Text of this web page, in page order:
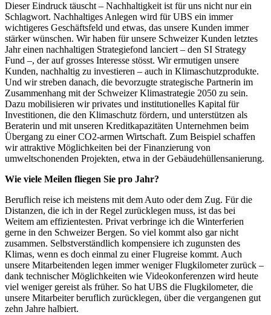
Dieser Eindruck täuscht – Nachhaltigkeit ist für uns nicht nur ein
Schlagwort. Nachhaltiges Anlegen wird für UBS ein immer
wichtigeres Geschäftsfeld und etwas, das unsere Kunden immer
stärker wünschen. Wir haben für unsere Schweizer Kunden letztes
Jahr einen nachhaltigen Strategiefond lanciert – den SI Strategy
Fund –, der auf grosses Interesse stösst. Wir ermutigen unsere
Kunden, nachhaltig zu investieren – auch in Klimaschutzprodukte.
Und wir streben danach, die bevorzugte strategische Partnerin im
Zusammenhang mit der Schweizer Klimastrategie 2050 zu sein.
Dazu mobilisieren wir privates und institutionelles Kapital für
Investitionen, die den Klimaschutz fördern, und unterstützen als
Beraterin und mit unseren Kreditkapazitäten Unternehmen beim
Übergang zu einer CO2-armen Wirtschaft. Zum Beispiel schaffen
wir attraktive Möglichkeiten bei der Finanzierung von
umweltschonenden Projekten, etwa in der Gebäudehüllensanierung.
Wie viele Meilen fliegen Sie pro Jahr?
Beruflich reise ich meistens mit dem Auto oder dem Zug. Für die
Distanzen, die ich in der Regel zurücklegen muss, ist das bei
Weitem am effizientesten. Privat verbringe ich die Winterferien
gerne in den Schweizer Bergen. So viel kommt also gar nicht
zusammen. Selbstverständlich kompensiere ich zugunsten des
Klimas, wenn es doch einmal zu einer Flugreise kommt. Auch
unsere Mitarbeitenden legen immer weniger Flugkilometer zurück –
dank technischer Möglichkeiten wie Videokonferenzen wird heute
viel weniger gereist als früher. So hat UBS die Flugkilometer, die
unsere Mitarbeiter beruflich zurücklegen, über die vergangenen gut
zehn Jahre halbiert.